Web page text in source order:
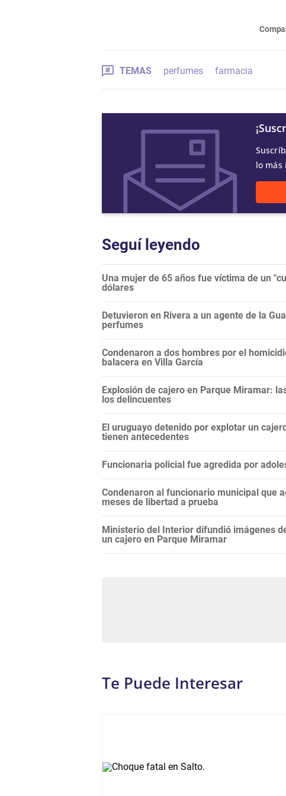
TEMAS perfumes farmacia
lo más
Seguí leyendo
Una mujer de 65 años fue víctima de un
dólares
Detuvieron en Rivera a un agente de la
perfumes
Condenaron a dos hombres por el
balacera en Villa García
Explosión de cajero en Parque Miramar:
los delincuentes
El uruguayo detenido por explotar un
tienen antecedentes
Funcionaria policial fue agredida por
Condenaron al funcionario municipal que
meses de libertad a prueba
Ministerio del Interior difundió imágenes
un cajero en Parque Miramar
Te Puede Interesar